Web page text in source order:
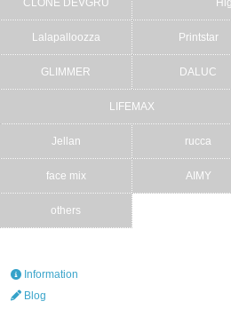
CLONE DEVGRU
Lalapalloozza Printstar
GLIMMER DALUC
LIFEMAX
Jellan rucca
face mix AIMY
others
Information
Blog